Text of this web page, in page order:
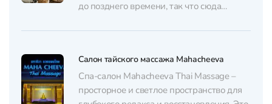
до позднего времени, так что сюда
по колониальным улочкам Старого
освещение и тишина помогают
настроиться на релакс. Перед сеансом
вам помогут подобрать услугу под...
Салон тайского массажа Mahacheeva
Спа-салон Mahacheeva Thai Massage –
просторное и светлое пространство для